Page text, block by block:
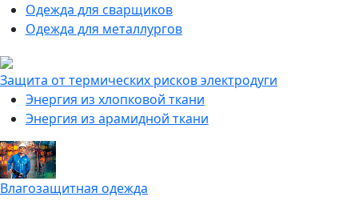
Одежда для сварщиков
Одежда для металлургов
Защита от термических рисков электродуги
Энергия из хлопковой ткани
Энергия из арамидной ткани
Влагозащитная одежда